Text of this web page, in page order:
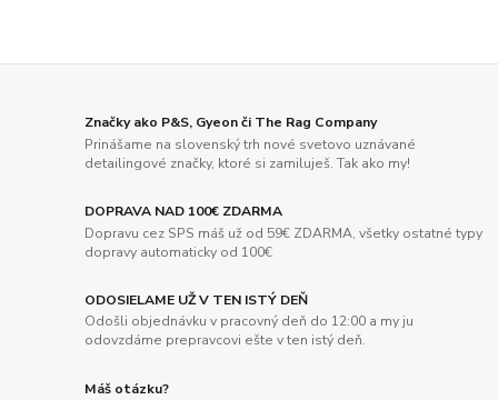
Značky ako P&S, Gyeon či The Rag Company
Prinášame na slovenský trh nové svetovo uznávané
detailingové značky, ktoré si zamiluješ. Tak ako my!
DOPRAVA NAD 100€ ZDARMA
Dopravu cez SPS máš už od 59€ ZDARMA, všetky ostatné typy
dopravy automaticky od 100€
ODOSIELAME UŽ V TEN ISTÝ DEŇ
Odošli objednávku v pracovný deň do 12:00 a my ju
odovzdáme prepravcovi ešte v ten istý deň.
Máš otázku?